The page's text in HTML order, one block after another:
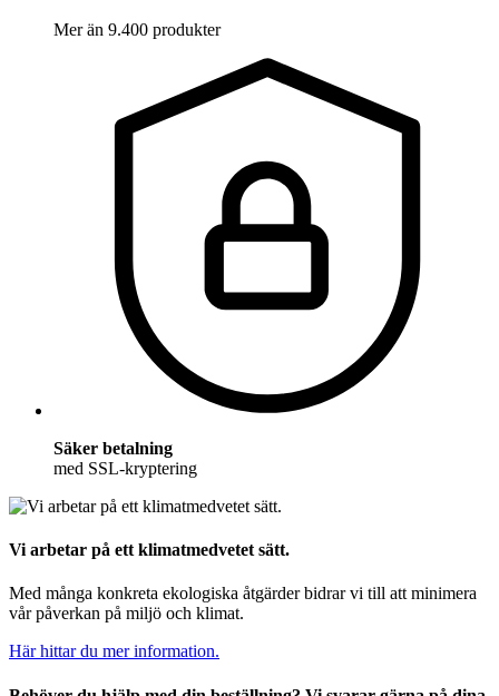
Mer än 9.400 produkter
Säker betalning
med SSL-kryptering
Vi arbetar på ett klimatmedvetet sätt.
Med många konkreta ekologiska åtgärder bidrar vi till att minimera
vår påverkan på miljö och klimat.
Här hittar du mer information.